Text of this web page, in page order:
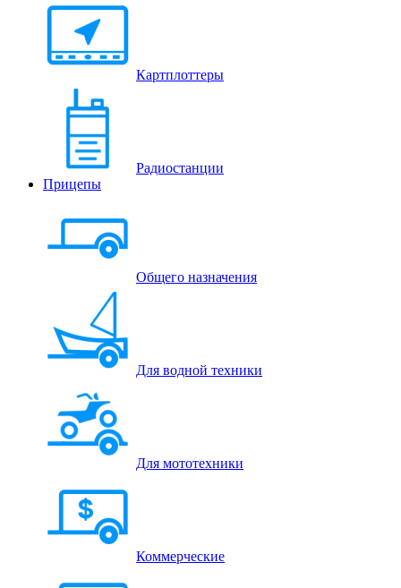
Картплоттеры
Радиостанции
Прицепы
Общего назначения
Для водной техники
Для мототехники
Коммерческие